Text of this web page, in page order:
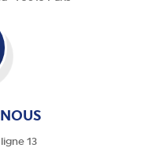
13